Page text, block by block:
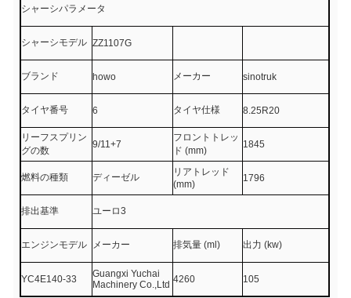
シャーシパラメータ
シャーシモデル ZZ1107G
ブランド howo メーカー sinotruk
タイヤ番号 6 タイヤ仕様 8.25R20
リーフスプリン
グの数
9/11+7
フロントトレッ
ド (mm)
1845
燃料の種類 ディーゼル
リアトレッド
(mm)
1796
排出基準 ユーロ3
エンジンモデル メーカー 排気量 (ml) 出力 (kw)
YC4E140-33
Guangxi Yuchai
Machinery Co.,Ltd 4260 105